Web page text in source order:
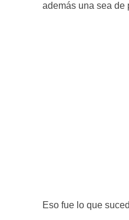
además una sea de
Eso fue lo que